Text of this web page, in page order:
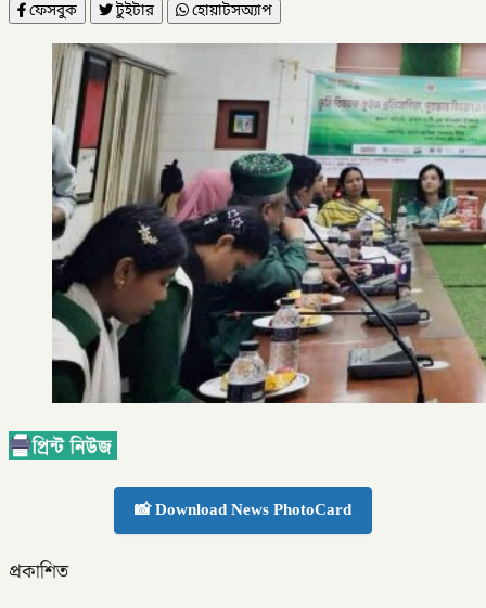
ফেসবুক
টুইটার হোয়াটসঅ্যাপ
📸 Download News PhotoCard
প্রকাশিত